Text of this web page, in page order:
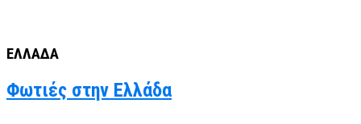
ΕΛΛΑΔΑ
Φωτιές στην Ελλάδα